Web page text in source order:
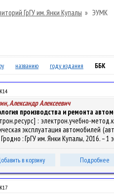
ГрГУ им. Янки Купалы » ЭУМК
названию году издания ББК
Александр Алексеевич
производства и ремонта
: электрон.учебно-
эксплуатация автомобилей
: ГрГУ им. Янки Купалы, 2016. –
в корзину Подробнее